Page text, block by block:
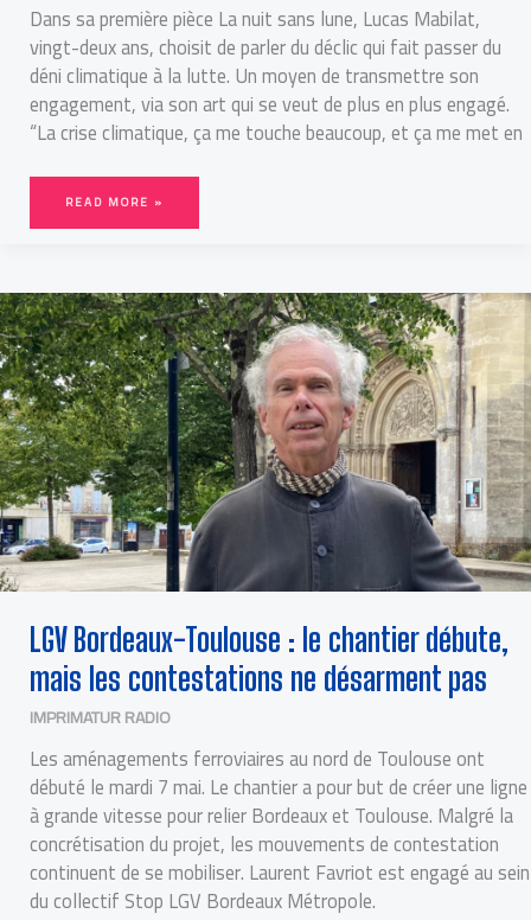
Dans sa première pièce La nuit sans lune, Lucas Mabilat,
vingt-deux ans, choisit de parler du déclic qui fait passer du
déni climatique à la lutte. Un moyen de transmettre son
engagement, via son art qui se veut de plus en plus engagé.
“La crise climatique, ça me touche beaucoup, et ça me met en
READ MORE »
LGV Bordeaux-Toulouse : le chantier débute,
mais les contestations ne désarment pas
IMPRIMATUR RADIO
Les aménagements ferroviaires au nord de Toulouse ont
débuté le mardi 7 mai. Le chantier a pour but de créer une ligne
à grande vitesse pour relier Bordeaux et Toulouse. Malgré la
concrétisation du projet, les mouvements de contestation
continuent de se mobiliser. Laurent Favriot est engagé au sein
du collectif Stop LGV Bordeaux Métropole.
LGV
BORDEAUX-
TOULOUSE
:
LE
CHANTIER
DÉBUTE,
MAIS
LES
CONTESTATIONS
NE
DÉSARMENT
PAS